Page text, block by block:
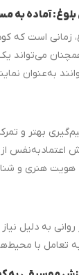
زمانی است که
می‌تواند
به‌عنوان
بهتر و
اعتمادبه‌نفس
هویت هنری و
به دلیل
به تعامل با